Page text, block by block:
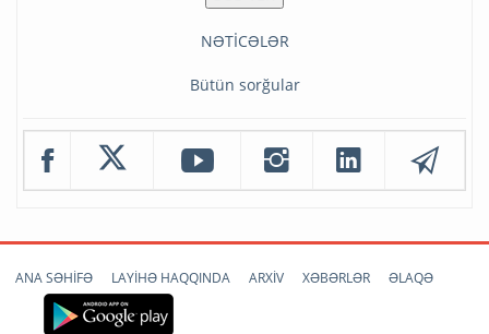
NƏTİCƏLƏR
Bütün sorğular
ANA SƏHİFƏ LAYİHƏ HAQQINDA ARXİV XƏBƏRLƏR ƏLAQƏ